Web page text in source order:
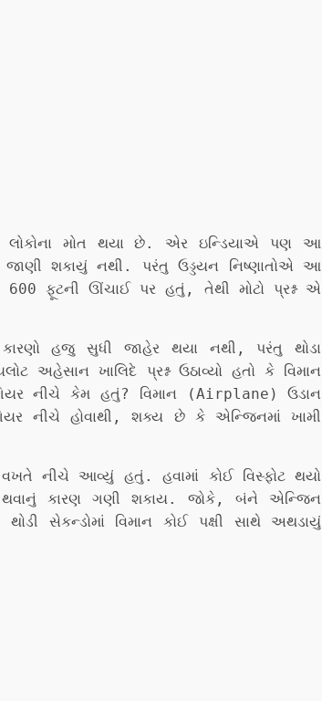
લોકોના મોત થયા છે. એર ઇન્ડિયાએ પણ આ
જાણી શકાયું નથી. પરંતુ ઉડ્ડયન નિષ્ણાતોએ આ
ફૂટની ઊંચાઈ પર હતું, તેથી મોટો પ્રશ્ન એ
હજુ સુધી જાહેર થયા નથી, પરંતુ થોડા
અહેસાન ખાલિદે પ્રશ્ન ઉઠાવ્યો હતો કે વિમાન
નીચે કેમ હતું? વિમાન (Airplane) ઉડાન
નીચે હોવાથી, શક્ય છે કે એન્જિનમાં ખામી
નીચે આવ્યું હતું. હવામાં કોઈ વિસ્ફોટ થયો
કારણ ગણી શકાય. જોકે, બંને એન્જિન
સેકન્ડોમાં વિમાન કોઈ પક્ષી સાથે અથડાયું